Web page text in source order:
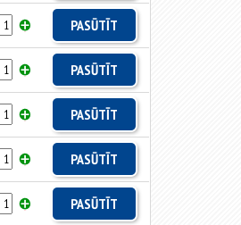
PASŪTĪT
PASŪTĪT
PASŪTĪT
PASŪTĪT
PASŪTĪT